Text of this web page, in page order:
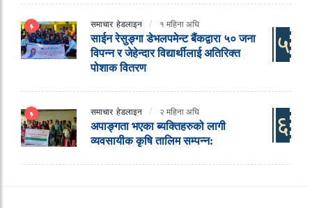
समाचार हेडलाइन १ महिना अघि
साईन रेसुङ्गा डेभलपमेन्ट बैंकद्वारा ५० जना
विपन्न र जेहेन्दार विद्यार्थीलाई अतिरिक्त
पोशाक वितरण
५
समाचार हेडलाइन २ महिना अघि
अपाङ्गता भएका ब्यक्तिहरुको लागी
व्यवसायीक कृषि तालिम सम्पन्न:
६